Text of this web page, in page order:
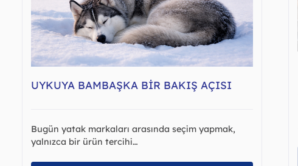
UYKUYA BAMBAŞKA BIR BAKIŞ AÇISI
Bugün yatak markaları arasında seçim yapmak,
yalnızca bir ürün tercihi…